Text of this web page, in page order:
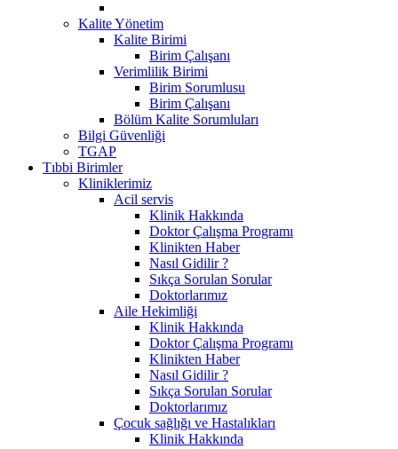
Kalite Yönetim
Kalite Birimi
Birim Çalışanı
Verimlilik Birimi
Birim Sorumlusu
Birim Çalışanı
Bölüm Kalite Sorumluları
Bilgi Güvenliği
TGAP
Tıbbi Birimler
Kliniklerimiz
Acil servis
Klinik Hakkında
Doktor Çalışma Programı
Klinikten Haber
Nasıl Gidilir ?
Sıkça Sorulan Sorular
Doktorlarımız
Aile Hekimliği
Klinik Hakkında
Doktor Çalışma Programı
Klinikten Haber
Nasıl Gidilir ?
Sıkça Sorulan Sorular
Doktorlarımız
Çocuk sağlığı ve Hastalıkları
Klinik Hakkında